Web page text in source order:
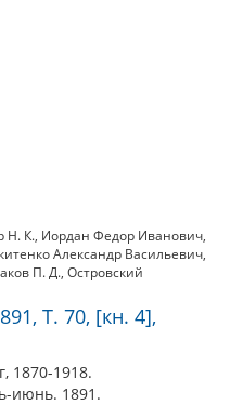
Н. К., Иордан Федор Иванович,
Александр Васильевич,
П. Д., Островский
Т. 70, [кн. 4],
1870-1918.
июнь. 1891.